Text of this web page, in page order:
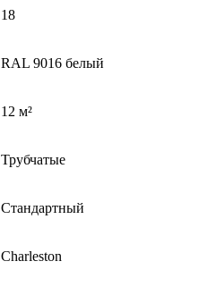
18
RAL 9016 белый
12 м²
Трубчатые
Стандартный
Charleston